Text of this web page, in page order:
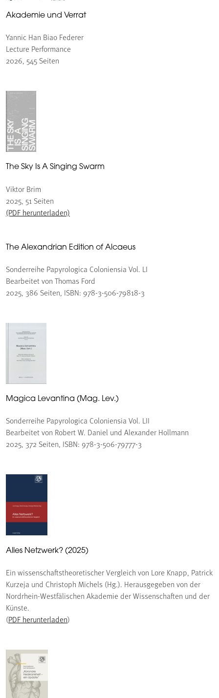
Akademie und Verrat
Yannic Han Biao Federer
Lecture Performance
2026, 545 Seiten
The Sky Is A Singing Swarm
Viktor Brim
2025, 51 Seiten
(PDF herunterladen)
The Alexandrian Edition of Alcaeus
Sonderreihe Papyrologica Coloniensia Vol. LI
Bearbeitet von Thomas Ford
2025, 386 Seiten, ISBN: 978-3-506-79818-3
Magica Levantina (Mag. Lev.)
Sonderreihe Papyrologica Coloniensia Vol. LII
Bearbeitet von Robert W. Daniel und Alexander Hollmann
2025, 372 Seiten, ISBN: 978-3-506-79777-3
Alles Netzwerk? (2025)
Ein wissenschaftstheoretischer Vergleich von Lore Knapp, Patrick
Kurzeja und Christoph Michels (Hg.). Herausgegeben von der
Nordrhein-Westfälischen Akademie der Wissenschaften und der
Künste.
(PDF herunterladen)